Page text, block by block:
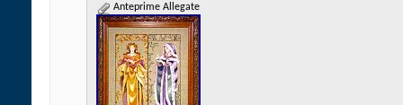
Anteprime Allegate